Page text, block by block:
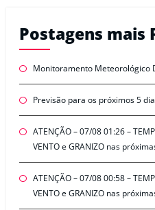
Postagens mais
Monitoramento Meteorológico
Previsão para os próximos 5
ATENÇÃO – 07/08 01:26 –
VENTO e GRANIZO nas
ATENÇÃO – 07/08 00:58 –
VENTO e GRANIZO nas